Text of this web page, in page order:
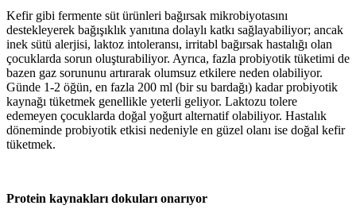
Kefir gibi fermente süt ürünleri bağırsak mikrobiyotasını
destekleyerek bağışıklık yanıtına dolaylı katkı sağlayabiliyor; ancak
inek sütü alerjisi, laktoz intoleransı, irritabl bağırsak hastalığı olan
çocuklarda sorun oluşturabiliyor. Ayrıca, fazla probiyotik tüketimi de
bazen gaz sorununu artırarak olumsuz etkilere neden olabiliyor.
Günde 1-2 öğün, en fazla 200 ml (bir su bardağı) kadar probiyotik
kaynağı tüketmek genellikle yeterli geliyor. Laktozu tolere
edemeyen çocuklarda doğal yoğurt alternatif olabiliyor. Hastalık
döneminde probiyotik etkisi nedeniyle en güzel olanı ise doğal kefir
tüketmek.
Protein kaynakları dokuları onarıyor